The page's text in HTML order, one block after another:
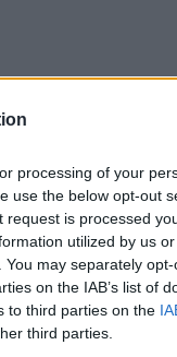
processing of your
use the below opt-out
is processed
utilized by us
may separately
on the IAB’s list of
to third parties on the
third parties.
която
на
на разработка.
на дигитално
включва шест
в рамките